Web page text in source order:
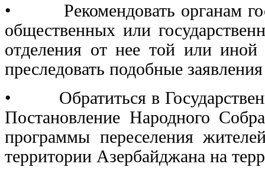
• Рекомендовать органам
общественных или
отделения от нее той или
преследовать подобные
• Обратиться в
Постановление Народного
программы переселения
территории Азербайджана на